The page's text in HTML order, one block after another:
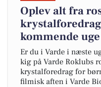
Oplev alt fra
kommende uge
Er du i Varde i næste
kig på Varde Roklubs
krystalforedrag for
filmisk aften i Varde